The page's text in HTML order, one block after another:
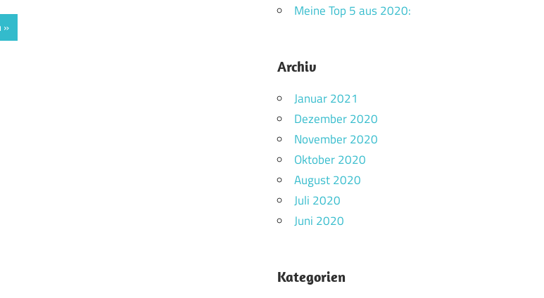
Meine Top 5 aus 2020:
Archiv
Januar 2021
Dezember 2020
November 2020
Oktober 2020
August 2020
Juli 2020
Juni 2020
Kategorien